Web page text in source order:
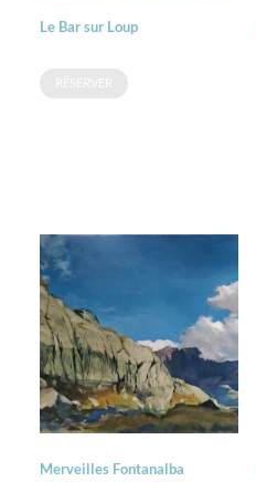
Le Bar sur Loup
Merveilles Fontanalba